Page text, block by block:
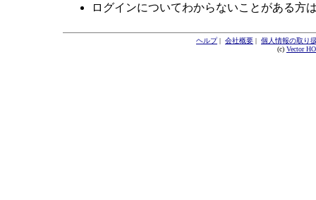
ログインについてわからないことがある方
ヘルプ| 会社概要 | 個人情報の取り
(c) Vector